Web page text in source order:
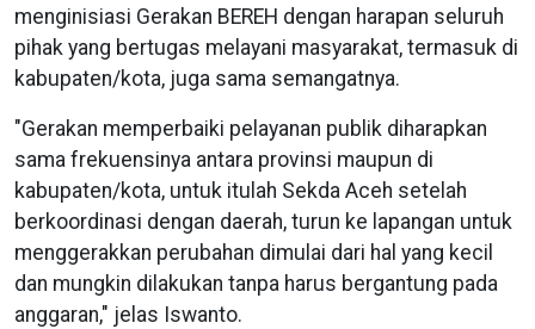
menginisiasi Gerakan BEREH dengan harapan seluruh
pihak yang bertugas melayani masyarakat, termasuk di
kabupaten/kota, juga sama semangatnya.
"Gerakan memperbaiki pelayanan publik diharapkan
sama frekuensinya antara provinsi maupun di
kabupaten/kota, untuk itulah Sekda Aceh setelah
berkoordinasi dengan daerah, turun ke lapangan untuk
menggerakkan perubahan dimulai dari hal yang kecil
dan mungkin dilakukan tanpa harus bergantung pada
anggaran," jelas Iswanto.